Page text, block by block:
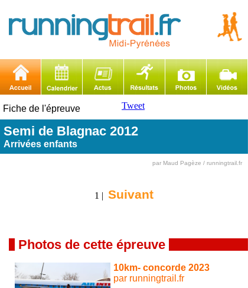
Fiche de l'épreuve Tweet
Semi de Blagnac 2012
Arrivées enfants
par Maud Pagèze / runningtrail.fr
1 | Suivant
Photos de cette épreuve
10km- concorde 2023
par runningtrail.fr